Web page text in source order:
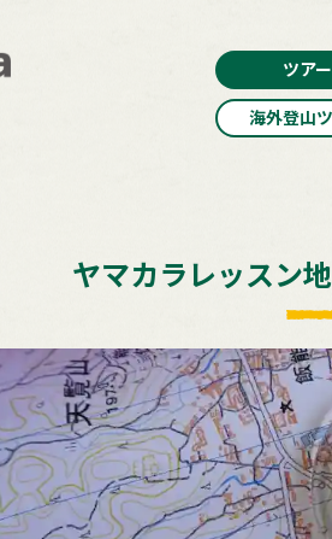
ツア
海外登山
ヤマカラレッスン